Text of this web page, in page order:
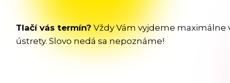
Tlačí vás termín?Vždy Vám vyjdeme maximálne
ústrety. Slovo nedá sa nepoznáme!